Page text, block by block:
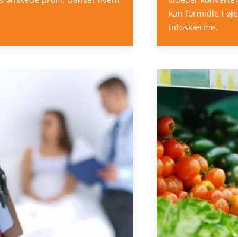
kan formidle i
infoskærme.